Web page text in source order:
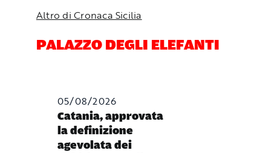
Altro di Cronaca Sicilia
PALAZZO DEGLI ELEFANTI
05/08/2026
Catania, approvata
la definizione
agevolata dei